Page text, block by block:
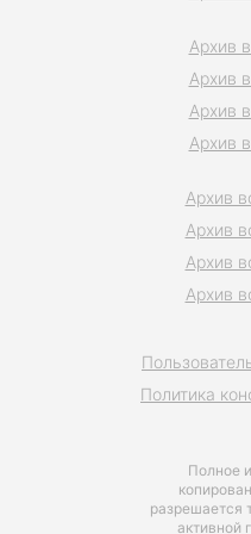
Полное
разрешается
активной
Политика
Архив
Архив
Архив
Архив
Архив
Архив
Архив
Архив